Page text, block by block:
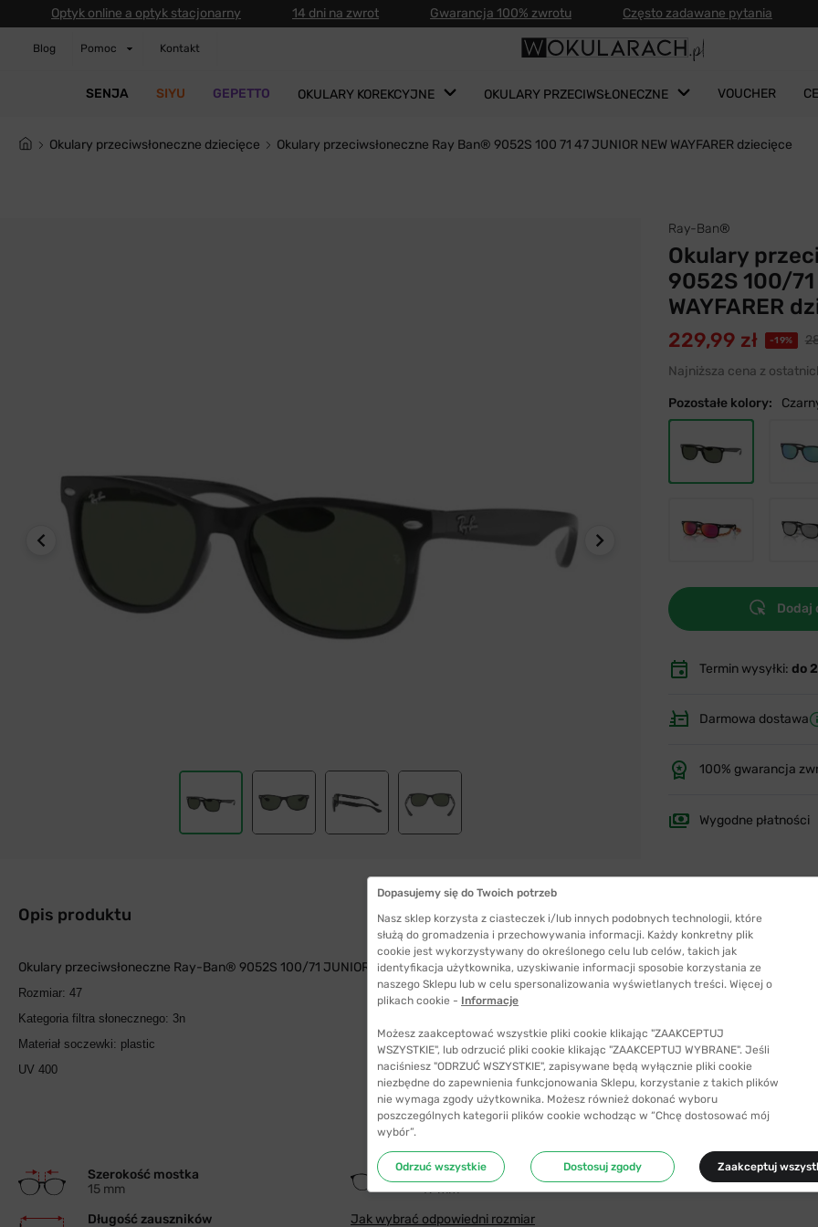
Optyk online a optyk stacjonarny 14 dni na zwrot Gwarancja 100% zwrotu Często zadawane pytania
Blog Pomoc Kontakt
SENJA SIYU GEPETTO OKULARY KOREKCYJNE OKULARY PRZECIWSŁONECZNE VOUCHER
Okulary przeciwsłoneczne dziecięce Okulary przeciwsłoneczne Ray Ban® 9052S 100 71 47 JUNIOR NEW WAYFARER dziecięce
Ray-Ban®
Okulary
9052S 100/71
WAYFARER
229,99 zł -19%
Najniższa cena z
Pozostałe kolory:
Dodaj
Termin wysyłki: do
Darmowa dostawa
100% gwarancja
Wygodne płatności
Opis produktu
Okulary przeciwsłoneczne Ray-Ban® 9052S 100/71 JUNIOR NEW WAYFARER
Rozmiar: 47
Kategoria filtra słonecznego: 3n
Materiał soczewki: plastic
UV 400
Szerokość mostka
15 mm
Szerokość szkła
47 mm
Długość zauszników
Jak wybrać odpowiedni rozmiar
Dopasujemy się do Twoich potrzeb
Nasz sklep korzysta z ciasteczek i/lub innych podobnych technologii, które
służą do gromadzenia i przechowywania informacji. Każdy konkretny plik
cookie jest wykorzystywany do określonego celu lub celów, takich jak
identyfikacja użytkownika, uzyskiwanie informacji sposobie korzystania ze
naszego Sklepu lub w celu spersonalizowania wyświetlanych treści. Więcej o
plikach cookie - Informacje
Możesz zaakceptować wszystkie pliki cookie klikając "ZAAKCEPTUJ
WSZYSTKIE", lub odrzucić pliki cookie klikając "ZAAKCEPTUJ WYBRANE". Jeśli
naciśniesz "ODRZUĆ WSZYSTKIE", zapisywane będą wyłącznie pliki cookie
niezbędne do zapewnienia funkcjonowania Sklepu, korzystanie z takich plików
nie wymaga zgody użytkownika. Możesz również dokonać wyboru
poszczególnych kategorii plików cookie wchodząc w “Chcę dostosować mój
wybór”.
Odrzuć wszystkie Dostosuj zgody Zaakceptuj